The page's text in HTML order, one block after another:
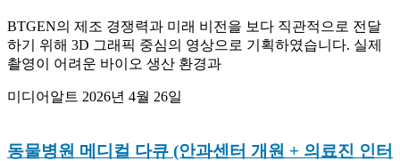
BTGEN의 제조 경쟁력과 미래 비전을 보다 직관적으로 전달
하기 위해 3D 그래픽 중심의 영상으로 기획하였습니다. 실제
촬영이 어려운 바이오 생산 환경과
미디어알트 2026년 4월 26일
동물병원 메디컬 다큐 (안과센터 개원 + 의료진 인터